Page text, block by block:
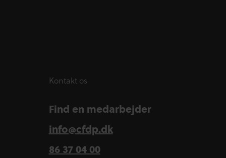
Kontakt os
Find en medarbejder
info@cfdp.dk
86 37 04 00